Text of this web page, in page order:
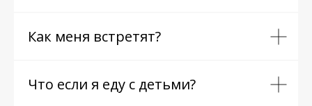
Как меня встретят?
Что если я еду с детьми?